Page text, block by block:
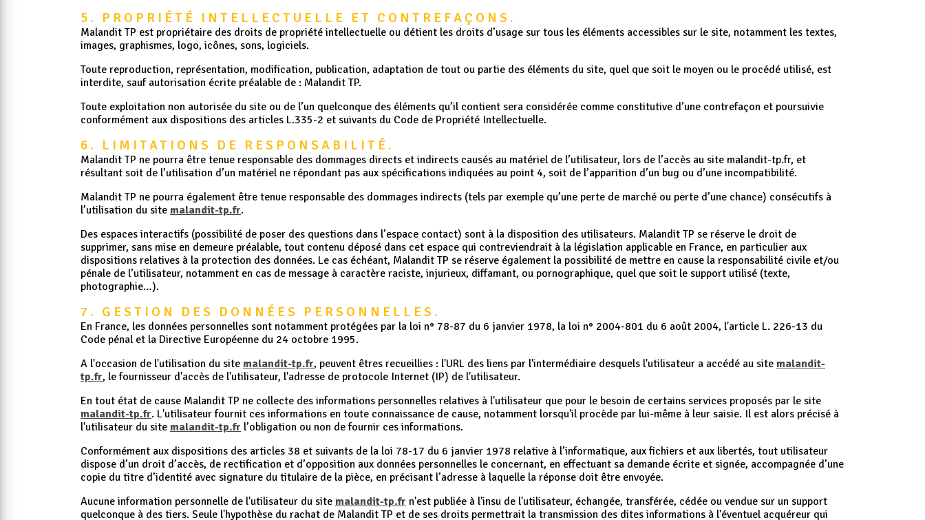
5. PROPRIÉTÉ INTELLECTUELLE ET CONTREFAÇONS.
Malandit TP est propriétaire des droits de propriété intellectuelle ou détient les droits d’usage sur tous les éléments accessibles sur le site, notamment les textes,
images, graphismes, logo, icônes, sons, logiciels.
Toute reproduction, représentation, modification, publication, adaptation de tout ou partie des éléments du site, quel que soit le moyen ou le procédé utilisé, est
interdite, sauf autorisation écrite préalable de : Malandit TP.
Toute exploitation non autorisée du site ou de l’un quelconque des éléments qu’il contient sera considérée comme constitutive d’une contrefaçon et poursuivie
conformément aux dispositions des articles L.335-2 et suivants du Code de Propriété Intellectuelle.
6. LIMITATIONS DE RESPONSABILITÉ.
Malandit TP ne pourra être tenue responsable des dommages directs et indirects causés au matériel de l’utilisateur, lors de l’accès au site malandit-tp.fr, et
résultant soit de l’utilisation d’un matériel ne répondant pas aux spécifications indiquées au point 4, soit de l’apparition d’un bug ou d’une incompatibilité.
Malandit TP ne pourra également être tenue responsable des dommages indirects (tels par exemple qu’une perte de marché ou perte d’une chance) consécutifs à
l’utilisation du site malandit-tp.fr.
Des espaces interactifs (possibilité de poser des questions dans l’espace contact) sont à la disposition des utilisateurs. Malandit TP se réserve le droit de
supprimer, sans mise en demeure préalable, tout contenu déposé dans cet espace qui contreviendrait à la législation applicable en France, en particulier aux
dispositions relatives à la protection des données. Le cas échéant, Malandit TP se réserve également la possibilité de mettre en cause la responsabilité civile et/ou
pénale de l’utilisateur, notamment en cas de message à caractère raciste, injurieux, diffamant, ou pornographique, quel que soit le support utilisé (texte,
photographie…).
7. GESTION DES DONNÉES PERSONNELLES.
En France, les données personnelles sont notamment protégées par la loi n° 78-87 du 6 janvier 1978, la loi n° 2004-801 du 6 août 2004, l'article L. 226-13 du
Code pénal et la Directive Européenne du 24 octobre 1995.
A l'occasion de l'utilisation du site malandit-tp.fr, peuvent êtres recueillies : l'URL des liens par l'intermédiaire desquels l'utilisateur a accédé au site malandit-
tp.fr, le fournisseur d'accès de l'utilisateur, l'adresse de protocole Internet (IP) de l'utilisateur.
En tout état de cause Malandit TP ne collecte des informations personnelles relatives à l'utilisateur que pour le besoin de certains services proposés par le site
malandit-tp.fr. L'utilisateur fournit ces informations en toute connaissance de cause, notamment lorsqu'il procède par lui-même à leur saisie. Il est alors précisé à
l'utilisateur du site malandit-tp.fr l’obligation ou non de fournir ces informations.
Conformément aux dispositions des articles 38 et suivants de la loi 78-17 du 6 janvier 1978 relative à l’informatique, aux fichiers et aux libertés, tout utilisateur
dispose d’un droit d’accès, de rectification et d’opposition aux données personnelles le concernant, en effectuant sa demande écrite et signée, accompagnée d’une
copie du titre d’identité avec signature du titulaire de la pièce, en précisant l’adresse à laquelle la réponse doit être envoyée.
Aucune information personnelle de l'utilisateur du site malandit-tp.fr n'est publiée à l'insu de l'utilisateur, échangée, transférée, cédée ou vendue sur un support
quelconque à des tiers. Seule l'hypothèse du rachat de Malandit TP et de ses droits permettrait la transmission des dites informations à l'éventuel acquéreur qui